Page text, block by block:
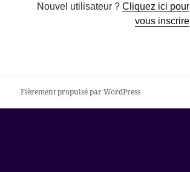
Nouvel utilisateur ?Cliquez ici pour
vous inscrire
Fièrement propulsé par WordPress